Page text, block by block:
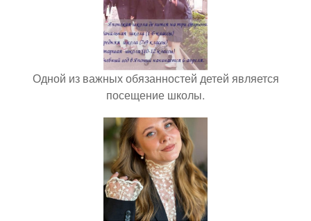
Одной из важных обязанностей детей является
посещение школы.